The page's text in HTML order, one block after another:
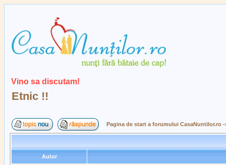
Vino sa discutam!
Etnic !!
Pagina de start a forumului CasaNuntilor.ro
Autor